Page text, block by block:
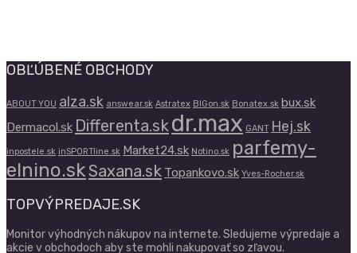
OBĽÚBENÉ OBCHODY
ABOUT YOU alza.sk answear.sk Astratex BIGon.sk Bonatex.sk bux.sk
Dermacol.sk Differenta.skdr.max GANT Hej.sk
inpostele.sk inSPORTline.sk Market24.sk Notino.sk parfemy-
elnino.skSaxana.sk Topankovo.sk Yves-Rocher.sk
TOPVÝPREDAJE.SK
Monitor výhodných nákupov na internete. Sledujeme výpredaje a
akcie v obchodoch aby ste mohli nakupovať so zľavou.